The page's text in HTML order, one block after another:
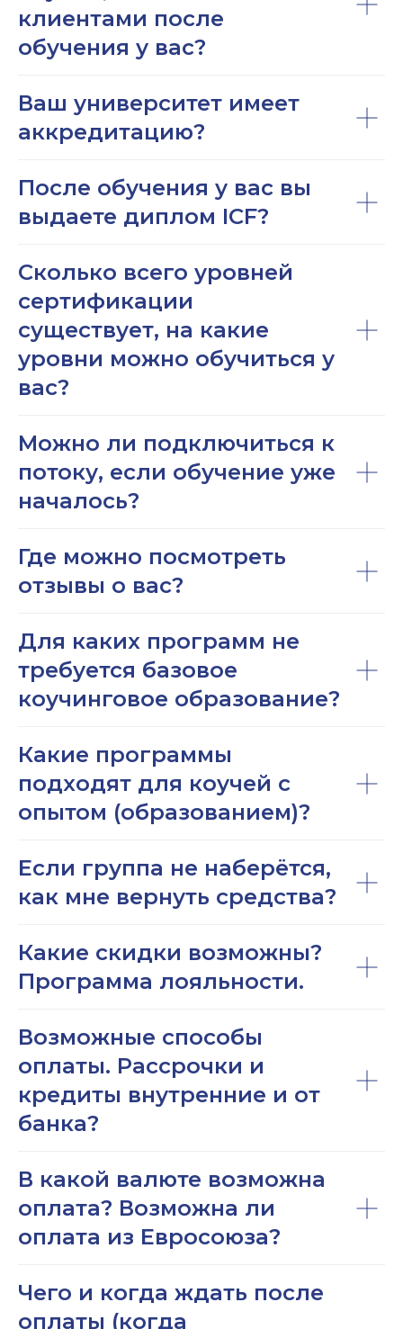
клиентами после
обучения у вас?
Ваш университет имеет
аккредитацию?
После обучения у вас вы
выдаете диплом ICF?
Сколько всего уровней
сертификации
существует, на какие
уровни можно обучиться у
вас?
Можно ли подключиться к
потоку, если обучение уже
началось?
Где можно посмотреть
отзывы о вас?
Для каких программ не
требуется базовое
коучинговое образование?
Какие программы
подходят для коучей с
опытом (образованием)?
Если группа не наберётся,
как мне вернуть средства?
Какие скидки возможны?
Программа лояльности.
Возможные способы
оплаты. Рассрочки и
кредиты внутренние и от
банка?
В какой валюте возможна
оплата? Возможна ли
оплата из Евросоюза?
Чего и когда ждать после
оплаты (когда